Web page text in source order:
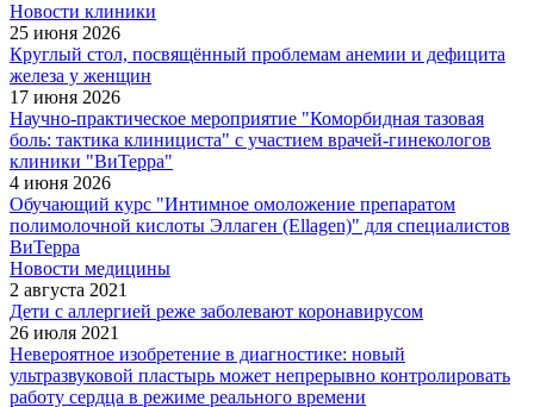
Новости клиники
25 июня 2026
Круглый стол, посвящённый проблемам анемии и дефицита
железа у женщин
17 июня 2026
Научно-практическое мероприятие "Коморбидная тазовая
боль: тактика клинициста" с участием врачей-гинекологов
клиники "ВиТерра"
4 июня 2026
Обучающий курс "Интимное омоложение препаратом
полимолочной кислоты Эллаген (Ellagen)" для специалистов
ВиТерра
Новости медицины
2 августа 2021
Дети с аллергией реже заболевают коронавирусом
26 июля 2021
Невероятное изобретение в диагностике: новый
ультразвуковой пластырь может непрерывно контролировать
работу сердца в режиме реального времени